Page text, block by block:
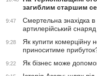
загиблим старшим
9:47
Смертельна знахідка в
артилерійський
9:28
Як купити комерційну
приноситиме
9:22 Як бізнес може